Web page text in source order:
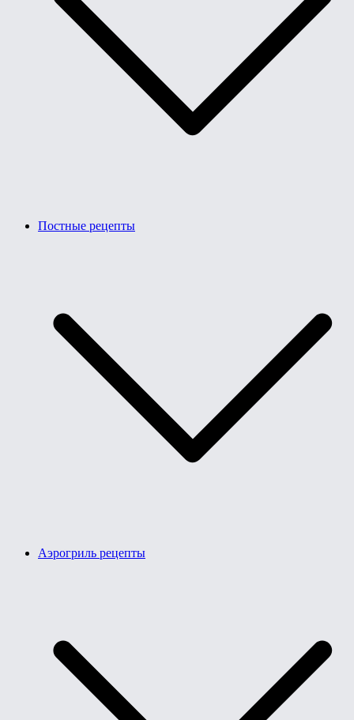
Постные рецепты
Аэрогриль рецепты